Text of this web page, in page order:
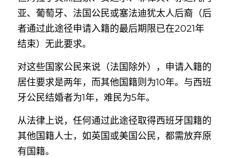
亚、葡萄牙、法国公民或塞法迪犹太人后裔（后
者通过此途径申请入籍的最后期限已在2021年
结束）无此要求。
对这些国家公民来说（法国除外），申请入籍的
居住要求是两年，而其他国籍则为10年。与西班
牙公民结婚者为1年，难民为5年。
从法律上说，任何通过此途径取得西班牙国籍的
其他国籍人士，如英国或美国公民，都需放弃原
有国籍。